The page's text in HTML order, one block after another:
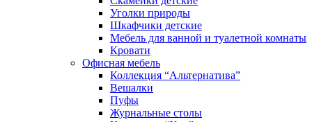
Уголки природы
Шкафчики детские
Мебель для ванной и туалетной комнаты
Кровати
Офисная мебель
Коллекция “Альтернатива”
Вешалки
Пуфы
Журнальные столы